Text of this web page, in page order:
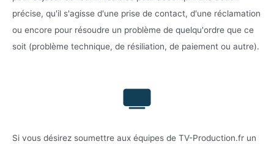
précise, qu'il s'agisse d'une prise de contact, d'une réclamation
ou encore pour résoudre un problème de quelqu'ordre que ce
soit (problème technique, de résiliation, de paiement ou autre).
Si vous désirez soumettre aux équipes de TV-Production.fr un